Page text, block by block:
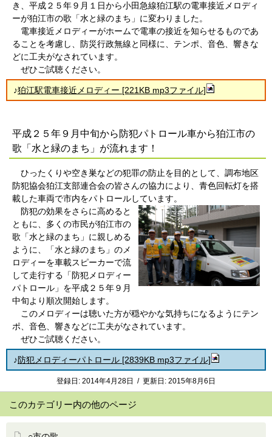
き、平成２５年９月１日から小田急線狛江駅の電車接近メロディ
ーが狛江市の歌「水と緑のまち」に変わりました。
電車接近メロディーがホームで電車の接近を知らせるものであ
ることを考慮し、防災行政無線と同様に、テンポ、音色、響きな
どに工夫がなされています。
ぜひご試聴ください。
♪狛江駅電車接近メロディー [221KB mp3ファイル]
平成２５年９月中旬から防犯パトロール車から狛江市の
歌「水と緑のまち」が流れます！
ひったくりや空き巣などの犯罪の防止を目的として、調布地区
防犯協会狛江支部連合会の皆さんの協力により、青色回転灯を搭
載した車両で市内をパトロールしています。
防犯の効果をさらに高めると
ともに、多くの市民が狛江市の
歌「水と緑のまち」に親しめる
ように、「水と緑のまち」のメ
ロディーを車載スピーカーで流
して走行する「防犯メロディー
パトロール」を平成２５年９月
中旬より順次開始します。
このメロディーは聴いた方が穏やかな気持ちになるようにテン
ポ、音色、響きなどに工夫がなされています。
ぜひご試聴ください。
♪防犯メロディーパトロール [2839KB mp3ファイル]
登録日: 2014年4月28日 / 更新日: 2015年8月6日
このカテゴリー内の他のページ